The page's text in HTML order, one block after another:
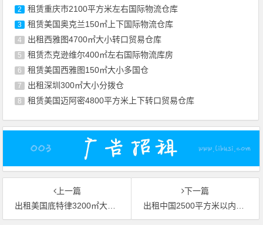
2 租赁重庆市2100平方米左右国际物流仓库
3 租赁美国奥克兰150㎡上下国际物流仓库
4 出租西雅图4700㎡大小转口贸易仓库
5 租赁杰克逊维尔400㎡左右国际物流库房
6 租赁美国西雅图150㎡大小多国仓
7 出租深圳300㎡大小分拨仓
8 租赁美国迈阿密4800平方米上下转口贸易仓库
上一篇
出租美国底特律3200㎡大小转口贸易仓库
下一篇
出租中国2500平方米以内枢纽仓